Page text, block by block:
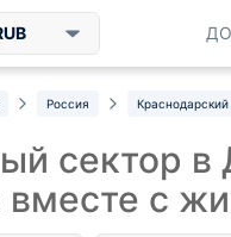
Россия Краснодарский
сектор
вместе с